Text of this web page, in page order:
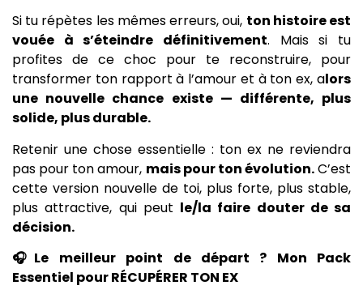
Si tu répètes les mêmes erreurs, oui, ton histoire est
vouée à s’éteindre définitivement. Mais si tu
profites de ce choc pour te reconstruire, pour
transformer ton rapport à l’amour et à ton ex, alors
une nouvelle chance existe — différente, plus
solide, plus durable.
Retenir une chose essentielle : ton ex ne reviendra
pas pour ton amour, mais pour ton évolution.C’est
cette version nouvelle de toi, plus forte, plus stable,
plus attractive, qui peut le/la faire douter de sa
décision.
🎧Le meilleur point de départ ? Mon Pack
Essentiel pour RÉCUPÉRER TON EX